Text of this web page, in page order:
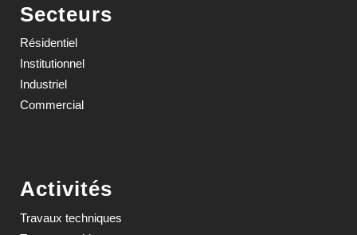
Secteurs
Résidentiel
Institutionnel
Industriel
Commercial
Activités
Travaux techniques